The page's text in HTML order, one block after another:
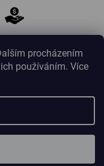
procházením
používáním. Více
holandské